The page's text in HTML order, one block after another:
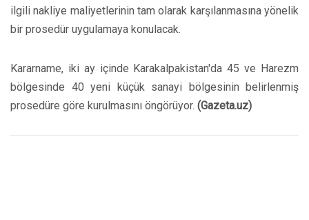
ilgili nakliye maliyetlerinin tam olarak karşılanmasına yönelik
bir prosedür uygulamaya konulacak.
Kararname, iki ay içinde Karakalpakistan'da 45 ve Harezm
bölgesinde 40 yeni küçük sanayi bölgesinin belirlenmiş
prosedüre göre kurulmasını öngörüyor. (Gazeta.uz)